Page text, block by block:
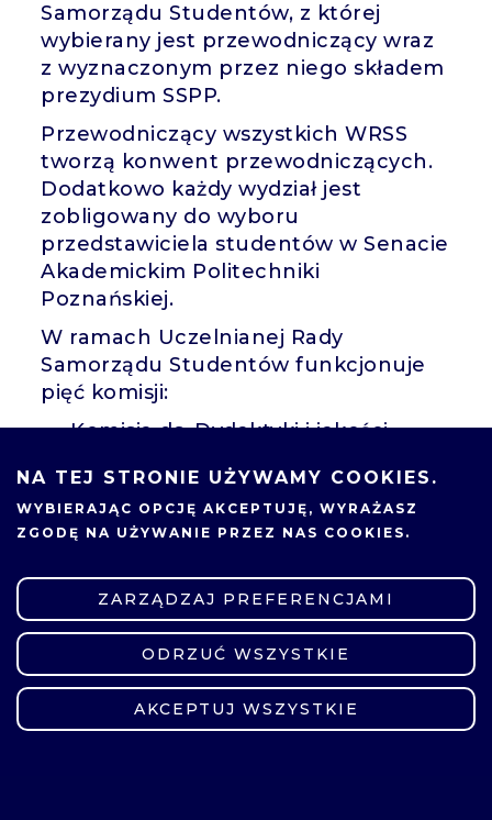
Samorządu Studentów, z której
wybierany jest przewodniczący wraz
z wyznaczonym przez niego składem
prezydium SSPP.
Przewodniczący wszystkich WRSS
tworzą konwent przewodniczących.
Dodatkowo każdy wydział jest
zobligowany do wyboru
przedstawiciela studentów w Senacie
Akademickim Politechniki
Poznańskiej.
W ramach Uczelnianej Rady
Samorządu Studentów funkcjonuje
pięć komisji:
Komisja ds. Dydaktyki i jakości
Komisja ds. Kultury i Sportu
Komisja ds. Mediów i Promocji
Komisja ds. Partnerów
Komisja ds. Socjalnych i Prawnych
Samorząd Studentów PP jest
inicjatorem i organizatorem wielu
akcji i imprez takich jak: Polibuda
OpenAir (POA), Karpicko czy Sztab
NA TEJ STRONIE UŻYWAMY COOKIES.
WYBIERAJĄC OPCJĘ AKCEPTUJĘ , WYRAŻASZ
ZGODĘ NA UŻYWANIE PRZEZ NAS COOKIES.
ZARZĄDZAJ PREFERENCJAMI
ODRZUĆ WSZYSTKIE
AKCEPTUJ WSZYSTKIE
ZMIEŃ USTAWIENIA